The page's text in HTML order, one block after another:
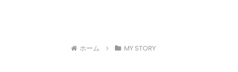
ホーム MY STORY